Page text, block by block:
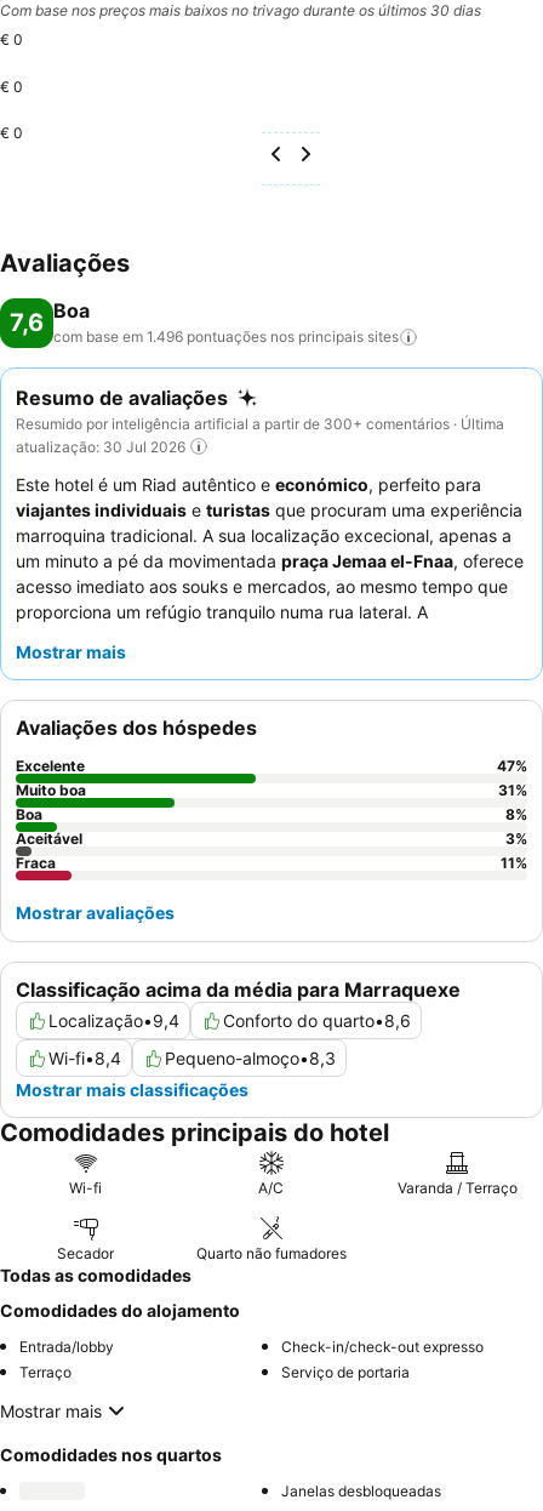
Com base nos preços mais baixos no trivago durante os últimos 30 dias
€ 0
€ 0
€ 0
Avaliações
7,6 Boa
com base em 1.496 pontuações nos principais sites
Resumo de avaliações
Resumido por inteligência artificial a partir de 300+ comentários · Última
atualização: 30 Jul 2026
Este hotel é um Riad autêntico e económico, perfeito para
viajantes individuais e turistas que procuram uma experiência
marroquina tradicional. A sua localização excecional, apenas a
um minuto a pé da movimentada praça Jemaa el-Fnaa, oferece
acesso imediato aos souks e mercados, ao mesmo tempo que
proporciona um refúgio tranquilo numa rua lateral. A
hóspedes elogiam consistentemente a simpatia e a
generosas e tradicionais
marroquino. Para uma estadia verdadeiramente autêntica,
considere um quarto com lavatório, que oferece maior
conveniência.
Mostrar mais
Classificação acima da média para Marraquexe
Localização•9,4 Conforto do quarto•8,6
Wi-fi•8,4 Pequeno-almoço•8,3
Mostrar mais classificações
Avaliações dos hóspedes
Excelente 47%
Muito boa
31%
Boa
8%
Aceitável
3%
Fraca
11%
Mostrar avaliações
Comodidades principais do hotel
Wi-fi A/C Varanda / Terraço
Secador Quarto não fumadores
Todas as comodidades
Comodidades do alojamento
Entrada/lobby
Check-in/check-out expresso
Terraço
Serviço de portaria
Mostrar mais
Comodidades nos quartos
Janelas desbloqueadas